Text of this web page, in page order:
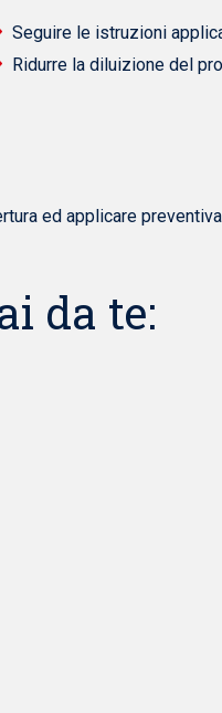
Seguire le istruzioni
Ridurre la diluizione del
ed applicare
da te: